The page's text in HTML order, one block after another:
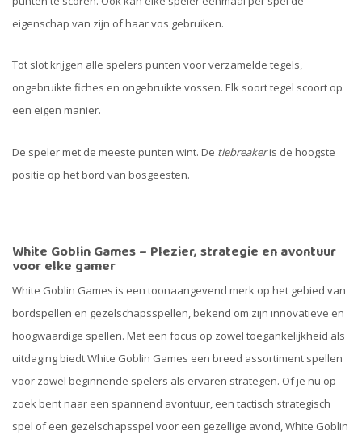
eigenschap van zijn of haar vos gebruiken.
Tot slot krijgen alle spelers punten voor verzamelde tegels,
ongebruikte fiches en ongebruikte vossen. Elk soort tegel scoort op
een eigen manier.
De speler met de meeste punten wint. De tiebreakeris de hoogste
positie op het bord van bosgeesten.
White Goblin Games – Plezier, strategie en avontuur
voor elke gamer
White Goblin Games is een toonaangevend merk op het gebied van
bordspellen en gezelschapsspellen, bekend om zijn innovatieve en
hoogwaardige spellen. Met een focus op zowel toegankelijkheid als
uitdaging biedt White Goblin Games een breed assortiment spellen
voor zowel beginnende spelers als ervaren strategen. Of je nu op
zoek bent naar een spannend avontuur, een tactisch strategisch
spel of een gezelschapsspel voor een gezellige avond, White Goblin